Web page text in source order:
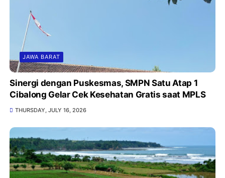
JAWA BARAT
Sinergi dengan Puskesmas, SMPN Satu Atap 1
Cibalong Gelar Cek Kesehatan Gratis saat MPLS
THURSDAY, JULY 16, 2026